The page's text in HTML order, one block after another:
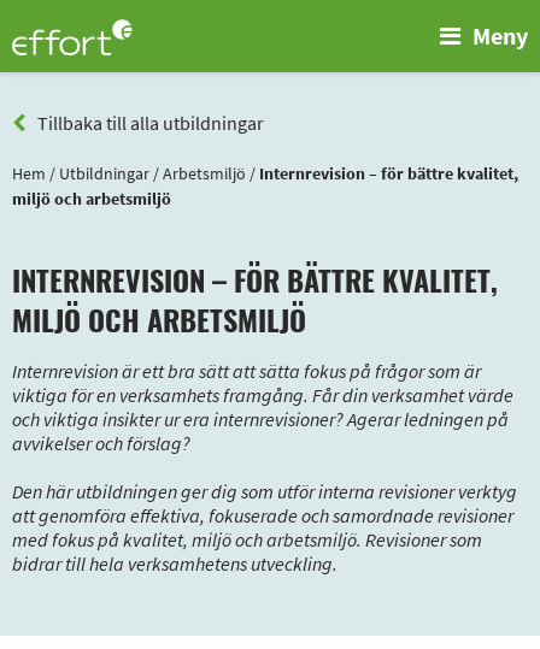
Meny
Tillbaka till alla utbildningar
Hem / Utbildningar /Arbetsmiljö / Internrevision – för bättre kvalitet,
miljö och arbetsmiljö
INTERNREVISION – FÖR BÄTTRE KVALITET,
MILJÖ OCH ARBETSMILJÖ
Internrevision är ett bra sätt att sätta fokus på frågor som är
viktiga för en verksamhets framgång. Får din verksamhet värde
och viktiga insikter ur era internrevisioner? Agerar ledningen på
avvikelser och förslag?
Den här utbildningen ger dig som utför interna revisioner verktyg
att genomföra effektiva, fokuserade och samordnade revisioner
med fokus på kvalitet, miljö och arbetsmiljö. Revisioner som
bidrar till hela verksamhetens utveckling.